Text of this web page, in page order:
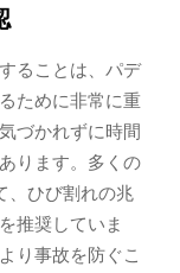
ることは、パデ
ために非常に重
づかれずに時間
ります。多くの
、ひび割れの兆
推奨していま
り事故を防ぐこ